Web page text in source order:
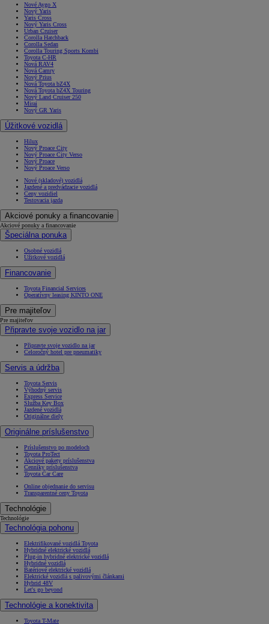
Nové Aygo X
Nový Yaris
Yaris Cross
Nový Yaris Cross
Urban Cruiser
Corolla Hatchback
Corolla Sedan
Corolla Touring Sports Kombi
Toyota C-HR
Nová RAV4
Nová Camry
Nový Prius
Nová Toyota bZ4X
Nová Toyota bZ4X Touring
Nový Land Cruiser 250
Mirai
Nový GR Yaris
Úžitkové vozidlá
Hilux
Nový Proace City
Nový Proace City Verso
Nový Proace
Nový Proace Verso
Nové (skladové) vozidlá
Jazdené a predvádzacie vozidlá
Ceny vozidiel
Testovacia jazda
Akciové ponuky a financovanie
Akciové ponuky a financovanie
Špeciálna ponuka
Osobné vozidlá
Úžitkové vozidlá
Financovanie
Toyota Financial Services
Operatívny leasing KINTO ONE
Pre majiteľov
Pre majiteľov
Připravte svoje vozidlo na jar
Připravte svoje vozidlo na jar
Celoročný hotel pre pneumatiky
Servis a údržba
Toyota Servis
Výhodný servis
Express Service
Služba Key Box
Jazdené vozidlá
Originálne diely
Originálne príslušenstvo
Príslušenstvo po modeloch
Toyota ProTect
Akciové pakety príslušenstva
Cenníky príslušenstva
Toyota Car Care
Online objednanie do servisu
Transparentné ceny Toyota
Technológie
Technológie
Technológia pohonu
Elektrifikované vozidlá Toyota
Hybridné elektrické vozidlá
Plug-in hybridné elektrické vozidlá
Hybridné vozidlá
Batériové elektrické vozidlá
Elektrické vozidlá s palivovými článkami
Hybrid 48V
Let's go beyond
Technológie a konektivita
Toyota T-Mate